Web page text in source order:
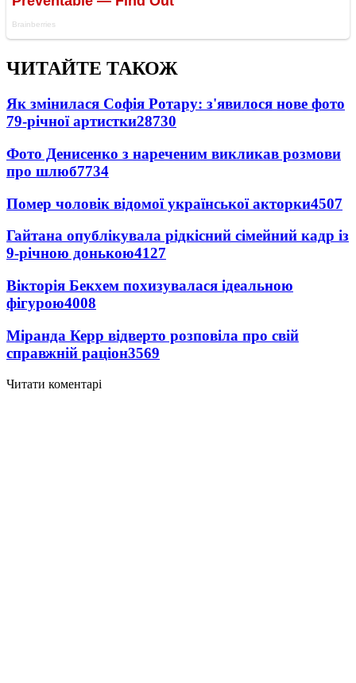
ЧИТАЙТЕ ТАКОЖ
Як змінилася Софія Ротару: з'явилося нове фото
79-річної артистки28730
Фото Денисенко з нареченим викликав розмови
про шлюб7734
Помер чоловік відомої української акторки4507
Гайтана опублікувала рідкісний сімейний кадр із
9-річною донькою4127
Вікторія Бекхем похизувалася ідеальною
фігурою4008
Міранда Керр відверто розповіла про свій
справжній раціон3569
Читати коментарі